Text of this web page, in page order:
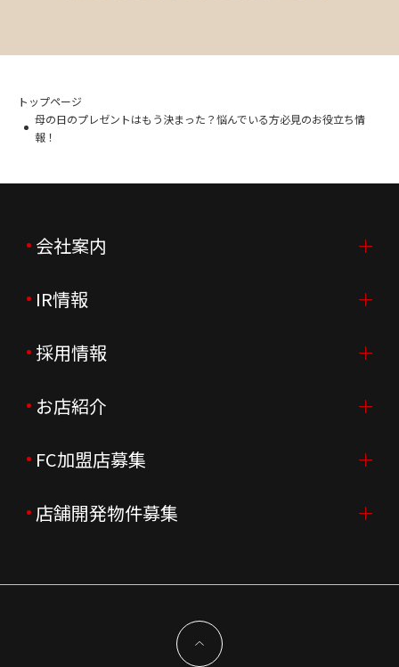
トップページ
母の日のプレゼントはもう決まった？悩んでいる方必見のお役立ち情
報！
会社案内
会社案内TOP
ご挨拶
会社概要
会社沿革
企業理念
新型コロナウイルス対応
IR情報
IR情報TOP
ニュースリリース
月次売上
決算資料
コーポレートガバナンス
採用情報
採用情報TOP
新卒採用
中途採用
お店紹介
店舗を探す・予約する
よくあるご質問
FC加盟店募集
FC加盟店募集TOP
店舗開発物件募集